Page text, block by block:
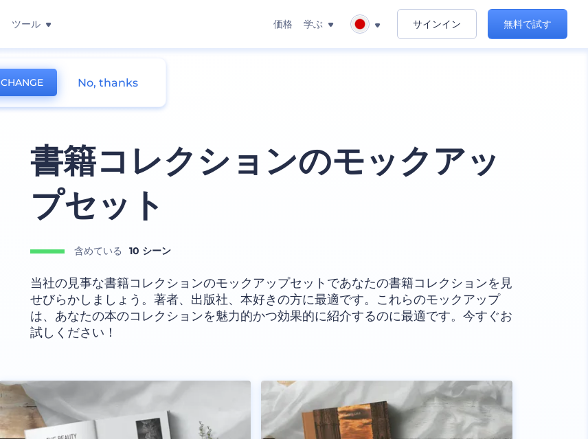
ツール 価格 学ぶ サインイン 無料で試す
書籍コレクションのモックアッ
プセット
含めている 10 シーン
当社の見事な書籍コレクションのモックアップセットであなたの書籍コレクションを見
せびらかしましょう。著者、出版社、本好きの方に最適です。これらのモックアップ
は、あなたの本のコレクションを魅力的かつ効果的に紹介するのに最適です。今すぐお
試しください！
CHANGE No, thanks